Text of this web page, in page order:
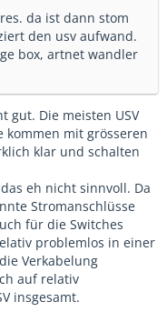
da ist dann stom
den usv aufwand.
box, artnet wandler
gut. Die meisten USV
kommen mit grösseren
klar und schalten
eh nicht sinnvoll. Da
Stromanschlüsse
für die Switches
problemlos in einer
Verkabelung
auf relativ
insgesamt.